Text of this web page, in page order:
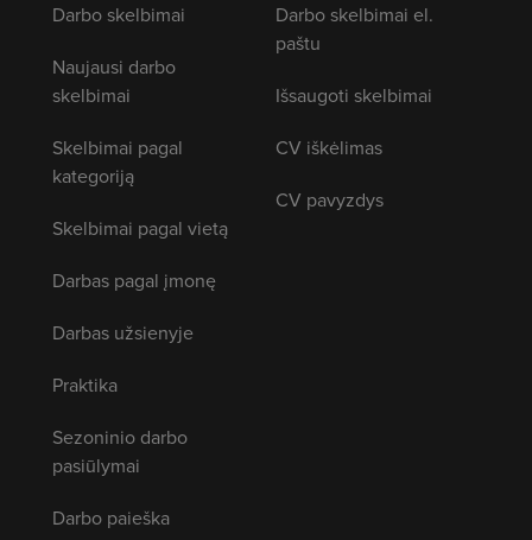
Darbo skelbimai
Naujausi darbo
skelbimai
Skelbimai pagal
kategoriją
Skelbimai pagal vietą
Darbas pagal įmonę
Darbas užsienyje
Praktika
Sezoninio darbo
pasiūlymai
Darbo paieška
Darbo skelbimai el.
paštu
Išsaugoti skelbimai
CV iškėlimas
CV pavyzdys